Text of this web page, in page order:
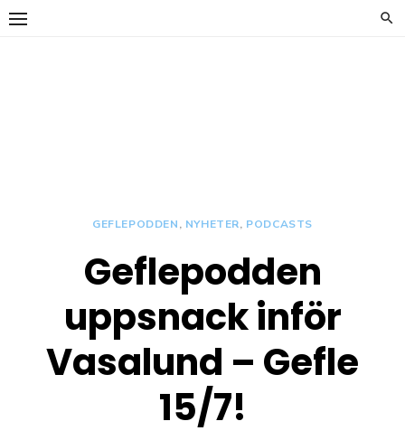
Hoppa
GEFLEPODDEN, NYHETER, PODCASTS
Geflepodden
uppsnack inför
Vasalund – Gefle
15/7!